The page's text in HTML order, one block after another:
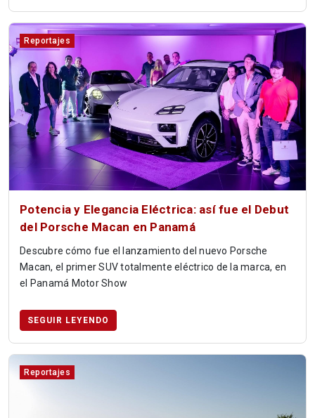
Reportajes
Potencia y Elegancia Eléctrica: así fue el Debut
del Porsche Macan en Panamá
Descubre cómo fue el lanzamiento del nuevo Porsche
Macan, el primer SUV totalmente eléctrico de la marca, en
el Panamá Motor Show
SEGUIR LEYENDO
Reportajes